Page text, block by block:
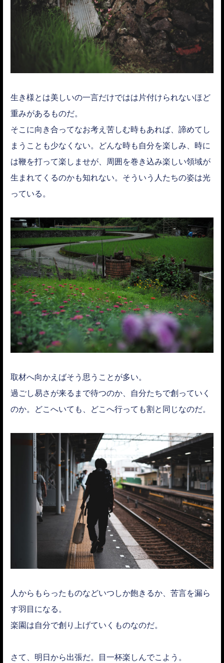
生き様とは美しいの一言だけではは片付けられないほど
重みがあるものだ。
そこに向き合ってなお考え苦しむ時もあれば、諦めてし
まうことも少なくない。どんな時も自分を楽しみ、時に
は鞭を打って楽しませが、周囲を巻き込み楽しい領域が
生まれてくるのかも知れない。そういう人たちの姿は光
っている。
取材へ向かえばそう思うことが多い。
過ごし易さが来るまで待つのか、自分たちで創っていく
のか。どこへいても、どこへ行っても割と同じなのだ。
人からもらったものなどいつしか飽きるか、苦言を漏ら
す羽目になる。
楽園は自分で創り上げていくものなのだ。
さて、明日から出張だ。目一杯楽しんでこよう。